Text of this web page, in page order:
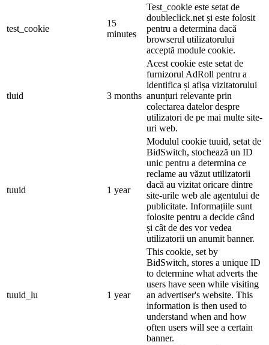
test_cookie
15
minutes
Test_cookie este setat de
doubleclick.net și este folosit
pentru a determina dacă
browserul utilizatorului
acceptă module cookie.
tluid 3 months
Acest cookie este setat de
furnizorul AdRoll pentru a
identifica și afișa vizitatorului
anunțuri relevante prin
colectarea datelor despre
utilizatori de pe mai multe site-
uri web.
tuuid 1 year
Modulul cookie tuuid, setat de
BidSwitch, stochează un ID
unic pentru a determina ce
reclame au văzut utilizatorii
dacă au vizitat oricare dintre
site-urile web ale agentului de
publicitate. Informațiile sunt
folosite pentru a decide când
și cât de des vor vedea
utilizatorii un anumit banner.
tuuid_lu 1 year
This cookie, set by
BidSwitch, stores a unique ID
to determine what adverts the
users have seen while visiting
an advertiser's website. This
information is then used to
understand when and how
often users will see a certain
banner.